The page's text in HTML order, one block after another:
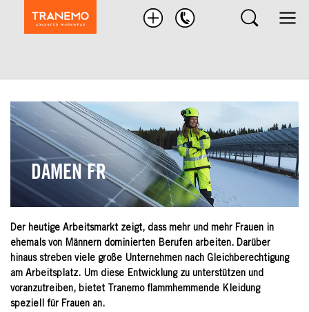
Produkten
DAMEN FR
Der heutige Arbeitsmarkt zeigt, dass mehr und mehr Frauen in
ehemals von Männern dominierten Berufen arbeiten. Darüber
hinaus streben viele große Unternehmen nach Gleichberechtigung
am Arbeitsplatz. Um diese Entwicklung zu unterstützen und
voranzutreiben, bietet Tranemo flammhemmende Kleidung
speziell für Frauen an.